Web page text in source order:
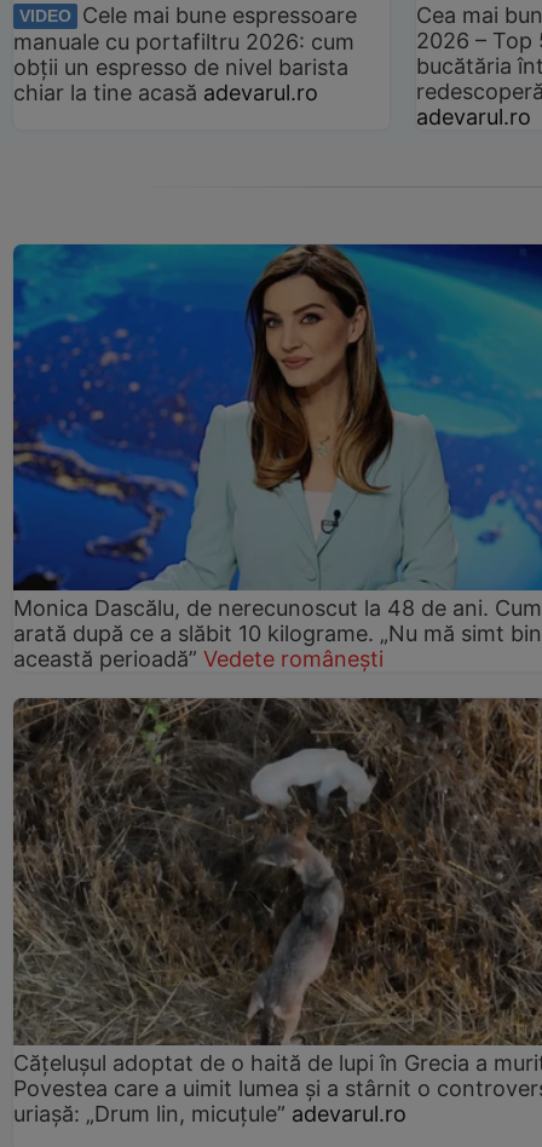
VIDEO
Cele mai bune espressoare
manuale cu portafiltru 2026: cum
obții un espresso de nivel barista
chiar la tine acasă adevarul.ro
Cea mai
2026 –
bucătăria
adevarul.ro
Monica Dascălu, de nerecunoscut la 48 de ani. Cum
arată după ce a slăbit 10 kilograme. „Nu mă simt
această perioadă” Vedete românești
Cățelușul adoptat de o haită de lupi în Grecia a
Povestea care a uimit lumea și a stârnit o
uriașă: „Drum lin, micuțule” adevarul.ro